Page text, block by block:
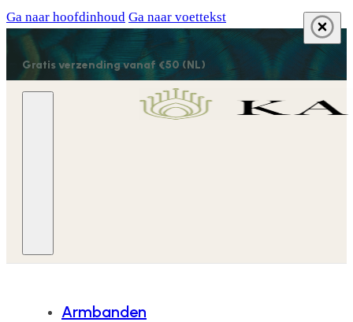
Ga naar hoofdinhoud Ga naar voettekst
Gratis verzending vanaf €50 (NL)
Armbanden